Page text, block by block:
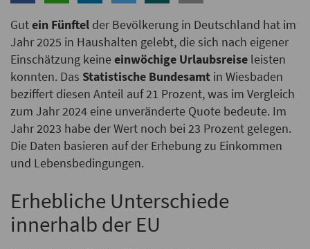
Gutein Fünftel der Bevölkerung in Deutschland hat im
Jahr 2025 in Haushalten gelebt, die sich nach eigener
Einschätzung keineeinwöchige Urlaubsreise leisten
konnten. Das Statistische Bundesamt in Wiesbaden
beziffert diesen Anteil auf 21 Prozent, was im Vergleich
zum Jahr 2024 eine unveränderte Quote bedeute. Im
Jahr 2023 habe der Wert noch bei 23 Prozent gelegen.
Die Daten basieren auf der Erhebung zu Einkommen
und Lebensbedingungen.
Erhebliche Unterschiede
innerhalb der EU